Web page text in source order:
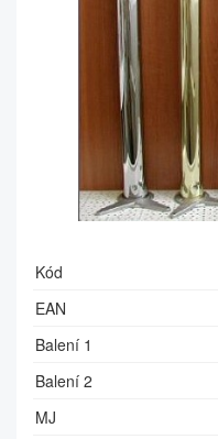
Kód
EAN
Balení 1
Balení 2
MJ